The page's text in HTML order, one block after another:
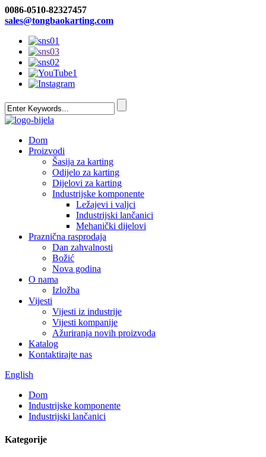
0086-0510-82327457
sales@tongbaokarting.com
Dom
Proizvodi
Šasija za karting
Odijelo za karting
Dijelovi za karting
Industrijske komponente
Ležajevi i valjci
Industrijski lančanici
Mehanički dijelovi
Praznična rasprodaja
Dan zahvalnosti
Božić
Nova godina
O nama
Izložba
Vijesti
Vijesti iz industrije
Vijesti kompanije
Ažuriranja novih proizvoda
Katalog
Kontaktirajte nas
English
Dom
Industrijske komponente
Industrijski lančanici
Kategorije